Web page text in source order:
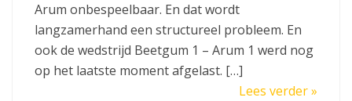
Arum onbespeelbaar. En dat wordt
langzamerhand een structureel probleem. En
ook de wedstrijd Beetgum 1 – Arum 1 werd nog
op het laatste moment afgelast. […]
Lees verder »